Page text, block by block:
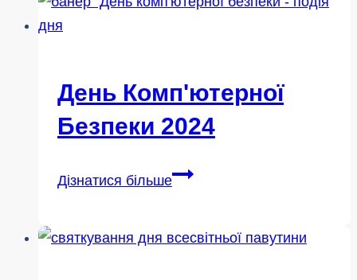
Надихаємо
можливості
канадців
завдяки
грамотності
День Комп'ютерної
Безпеки 2024
Дізнатися більшеДень
2024